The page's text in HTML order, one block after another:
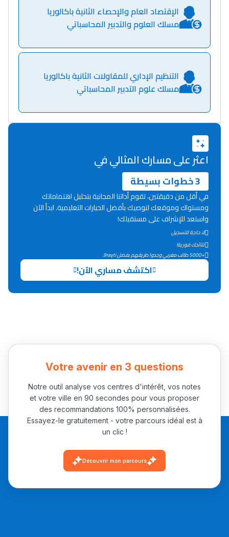
التّطوّعي، التّشبيك و
أشياء أخرى مع مامودو
بطلة المغرب فالقفز
الطولي، ملاك البردع
كتحكي على تجربتها
فالرّياضة و الدّراسة
الإقتصاد العام والإحصاء الثانية باكالوريا
مسلك العلوم والتدبير المحاسباتي
التنظيم الإداري للمقاولات الثانية باكالوريا
مسلك علوم التدبير المحاسباتي
اعثر على مسارك المثالي في
3 خطوات بسيطة
في أقل من دقيقتين، تقوم أداتنا المجانية بتحليل اهتماماتك
ومستواك وموقعك لتوصيك بأفضل الخيارات التعليمية. ابدأ الآن
واستعد للإشراف على مستقبلك!
لا حاجة للتسجيل
نتائجك فورية!
+5000 طالب مغربي وجدوا طريقهم بفضل 9rayti.
اكتشف مساري الآن!
Votre avenir en 3 questions
Notre outil analyse vos centres d'intérêt, vos notes
et votre ville en 90 secondes pour vous proposer
des recommandations 100% personnalisées.
Essayez-le gratuitement - votre parcours idéal est à
un clic !
Découvrir mon parcours